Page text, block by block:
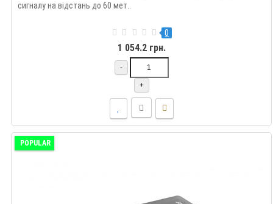
сигналу на відстань до 60 мет..
0
1 054.2 грн.
-
+
POPULAR